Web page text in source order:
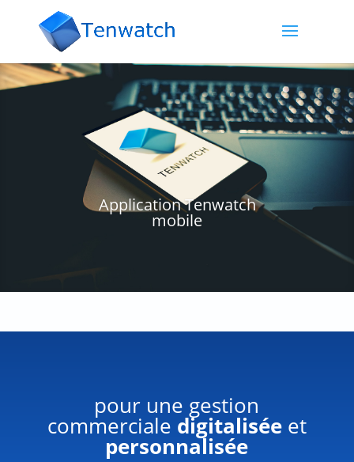
Application Tenwatch
mobile
pour une gestion
commerciale digitaliséeet
personnalisée